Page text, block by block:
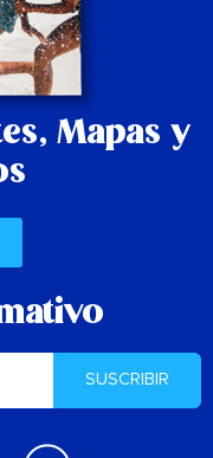
Mapas y
SUSCRIBIR